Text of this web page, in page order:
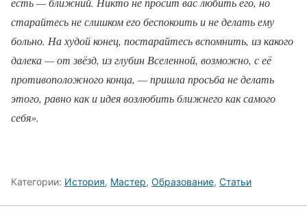
старайтесь не слишком его беспокоить и не делать ему
больно. На худой конец, постарайтесь вспомнить, из какого
далека — от звёзд, из глубин Вселенной, возможно, с её
противоположного конца, — пришла просьба не делать
этого, равно как и идея возлюбить ближнего как самого
себя».
Категории: История, Мастер, Образование, Статьи